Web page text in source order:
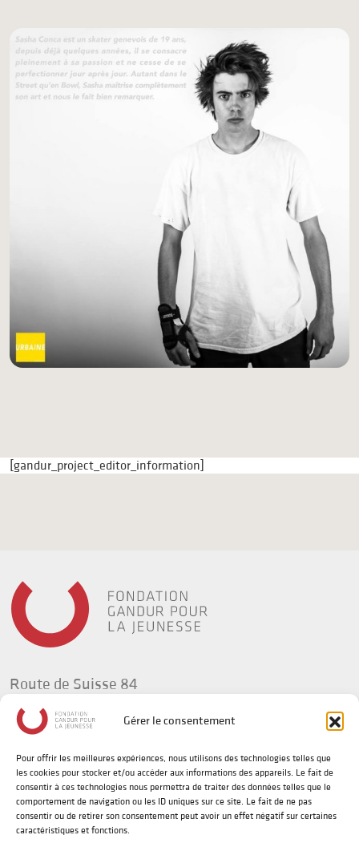
Gérer le consentement
Pour offrir les meilleures expériences, nous utilisons des technologies telles que
les cookies pour stocker et/ou accéder aux informations des appareils. Le fait de
consentir à ces technologies nous permettra de traiter des données telles que le
comportement de navigation ou les ID uniques sur ce site. Le fait de ne pas
consentir ou de retirer son consentement peut avoir un effet négatif sur certaines
caractéristiques et fonctions.
[gandur_project_editor_information]
Route de Suisse 84
1295 Tannay
Suisse
t +41(0) 58 702 92 34
info@fg-jeunesse.org
Politique de confidentialité